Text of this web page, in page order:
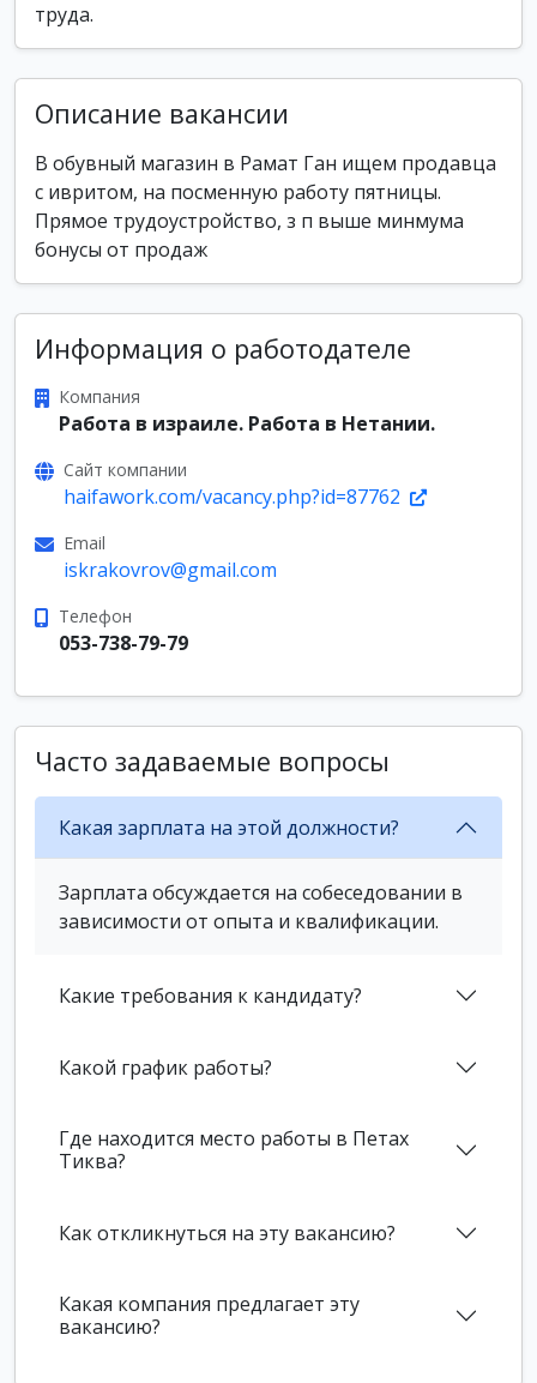
труда.
Описание вакансии
В обувный магазин в Рамат Ган ищем продавца
с ивритом, на посменную работу пятницы.
Прямое трудоустройство, з п выше минмума
бонусы от продаж
Информация о работодателе
Компания
Работа в израиле. Работа в Нетании.
Сайт компании
haifawork.com/vacancy.php?id=87762
Email
iskrakovrov@gmail.com
Телефон
053-738-79-79
Часто задаваемые вопросы
Какая зарплата на этой должности?
Зарплата обсуждается на собеседовании в
зависимости от опыта и квалификации.
Какие требования к кандидату?
Какой график работы?
Где находится место работы в Петах
Тиква?
Как откликнуться на эту вакансию?
Какая компания предлагает эту
вакансию?